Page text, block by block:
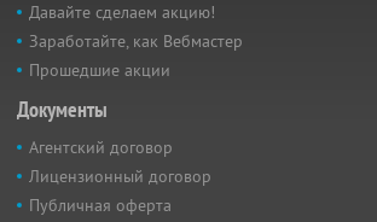
Давайте сделаем акцию!
Заработайте, как Вебмастер
Прошедшие акции
Документы
Агентский договор
Лицензионный договор
Публичная оферта